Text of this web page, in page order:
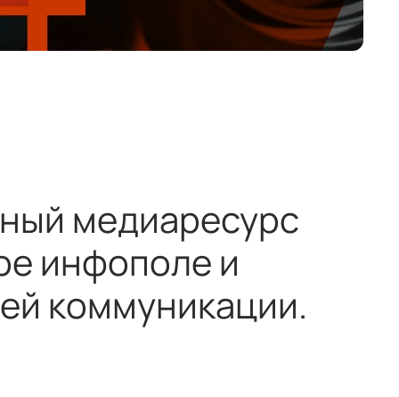
медиаресурс
инфополе и
коммуникации.